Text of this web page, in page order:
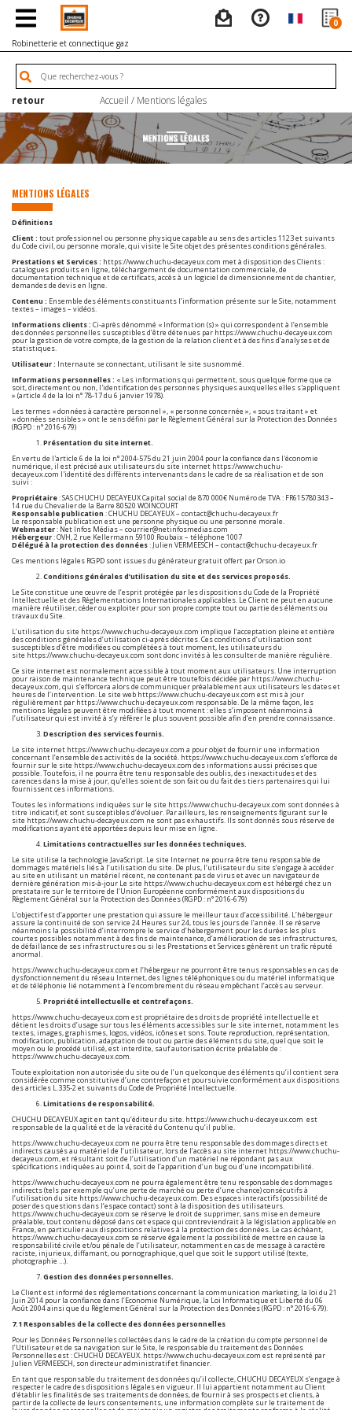
0
Robinetterie et connectique gaz
retour Accueil / Mentions légales
MENTIONS LÉGALES
Définitions
Client : tout professionnel ou personne physique capable au sens des articles 1123 et suivants
du Code civil, ou personne morale, qui visite le Site objet des présentes conditions générales.
Prestations et Services : https://www.chuchu-decayeux.com met à disposition des Clients :
catalogues produits en ligne, téléchargement de documentation commerciale, de
documentation technique et de certificats, accès à un logiciel de dimensionnement de chantier,
demandes de devis en ligne.
Contenu : Ensemble des éléments constituants l’information présente sur le Site, notamment
textes – images – vidéos.
Informations clients : Ci-après dénommé « Information (s) » qui correspondent à l’ensemble
des données personnelles susceptibles d’être détenues par https://www.chuchu-decayeux.com
pour la gestion de votre compte, de la gestion de la relation client et à des fins d’analyses et de
statistiques.
Utilisateur : Internaute se connectant, utilisant le site susnommé.
Informations personnelles : « Les informations qui permettent, sous quelque forme que ce
soit, directement ou non, l'identification des personnes physiques auxquelles elles s'appliquent
» (article 4 de la loi n° 78-17 du 6 janvier 1978).
Les termes « données à caractère personnel », « personne concernée », « sous traitant » et
« données sensibles » ont le sens défini par le Règlement Général sur la Protection des Données
(RGPD : n° 2016-679)
Présentation du site internet.
En vertu de l'article 6 de la loi n° 2004-575 du 21 juin 2004 pour la confiance dans l'économie
numérique, il est précisé aux utilisateurs du site internet https://www.chuchu-
decayeux.com l'identité des différents intervenants dans le cadre de sa réalisation et de son
suivi :
Propriétaire: SAS CHUCHU DECAYEUX Capital social de 870 000€ Numéro de TVA : FR615780343 –
14 rue du Chevalier de la Barre 80520 WOINCOURT
Responsable publication : CHUCHU DECAYEUX – contact@chuchu-decayeux.fr
Le responsable publication est une personne physique ou une personne morale.
Webmaster: Net Infos Médias – courrier@netinfosmedias.com
Hébergeur: OVH, 2 rue Kellermann 59100 Roubaix – téléphone 1007
Délégué à la protection des données: Julien VERMEESCH – contact@chuchu-decayeux.fr
Ces mentions légales RGPD sont issues du générateur gratuit offert par Orson.io
Conditions générales d’utilisation du site et des services proposés.
Le Site constitue une œuvre de l’esprit protégée par les dispositions du Code de la Propriété
Intellectuelle et des Réglementations Internationales applicables. Le Client ne peut en aucune
manière réutiliser, céder ou exploiter pour son propre compte tout ou partie des éléments ou
travaux du Site.
L’utilisation du site https://www.chuchu-decayeux.com implique l’acceptation pleine et entière
des conditions générales d’utilisation ci-après décrites. Ces conditions d’utilisation sont
susceptibles d’être modifiées ou complétées à tout moment, les utilisateurs du
site https://www.chuchu-decayeux.com sont donc invités à les consulter de manière régulière.
Ce site internet est normalement accessible à tout moment aux utilisateurs. Une interruption
pour raison de maintenance technique peut être toutefois décidée par https://www.chuchu-
decayeux.com, qui s’efforcera alors de communiquer préalablement aux utilisateurs les dates et
heures de l’intervention. Le site web https://www.chuchu-decayeux.com est mis à jour
régulièrement par https://www.chuchu-decayeux.com responsable. De la même façon, les
mentions légales peuvent être modifiées à tout moment : elles s’imposent néanmoins à
l’utilisateur qui est invité à s’y référer le plus souvent possible afin d’en prendre connaissance.
Description des services fournis.
Le site internet https://www.chuchu-decayeux.com a pour objet de fournir une information
concernant l’ensemble des activités de la société. https://www.chuchu-decayeux.com s’efforce de
fournir sur le site https://www.chuchu-decayeux.com des informations aussi précises que
possible. Toutefois, il ne pourra être tenu responsable des oublis, des inexactitudes et des
carences dans la mise à jour, qu’elles soient de son fait ou du fait des tiers partenaires qui lui
fournissent ces informations.
Toutes les informations indiquées sur le site https://www.chuchu-decayeux.com sont données à
titre indicatif, et sont susceptibles d’évoluer. Par ailleurs, les renseignements figurant sur le
site https://www.chuchu-decayeux.com ne sont pas exhaustifs. Ils sont donnés sous réserve de
modifications ayant été apportées depuis leur mise en ligne.
Limitations contractuelles sur les données techniques.
Le site utilise la technologie JavaScript. Le site Internet ne pourra être tenu responsable de
dommages matériels liés à l’utilisation du site. De plus, l’utilisateur du site s’engage à accéder
au site en utilisant un matériel récent, ne contenant pas de virus et avec un navigateur de
dernière génération mis-à-jour Le site https://www.chuchu-decayeux.com est hébergé chez un
prestataire sur le territoire de l’Union Européenne conformément aux dispositions du
Règlement Général sur la Protection des Données (RGPD : n° 2016-679)
L’objectif est d’apporter une prestation qui assure le meilleur taux d’accessibilité. L’hébergeur
assure la continuité de son service 24 Heures sur 24, tous les jours de l’année. Il se réserve
néanmoins la possibilité d’interrompre le service d’hébergement pour les durées les plus
courtes possibles notamment à des fins de maintenance, d’amélioration de ses infrastructures,
de défaillance de ses infrastructures ou si les Prestations et Services génèrent un trafic réputé
anormal.
https://www.chuchu-decayeux.com et l’hébergeur ne pourront être tenus responsables en cas de
dysfonctionnement du réseau Internet, des lignes téléphoniques ou du matériel informatique
et de téléphonie lié notamment à l’encombrement du réseau empêchant l’accès au serveur.
Propriété intellectuelle et contrefaçons.
https://www.chuchu-decayeux.com est propriétaire des droits de propriété intellectuelle et
détient les droits d’usage sur tous les éléments accessibles sur le site internet, notamment les
textes, images, graphismes, logos, vidéos, icônes et sons. Toute reproduction, représentation,
modification, publication, adaptation de tout ou partie des éléments du site, quel que soit le
moyen ou le procédé utilisé, est interdite, sauf autorisation écrite préalable de :
https://www.chuchu-decayeux.com.
Toute exploitation non autorisée du site ou de l’un quelconque des éléments qu’il contient sera
considérée comme constitutive d’une contrefaçon et poursuivie conformément aux dispositions
des articles L.335-2 et suivants du Code de Propriété Intellectuelle.
Limitations de responsabilité.
CHUCHU DECAYEUX agit en tant qu’éditeur du site. https://www.chuchu-decayeux.com est
responsable de la qualité et de la véracité du Contenu qu’il publie.
https://www.chuchu-decayeux.com ne pourra être tenu responsable des dommages directs et
indirects causés au matériel de l’utilisateur, lors de l’accès au site internet https://www.chuchu-
decayeux.com, et résultant soit de l’utilisation d’un matériel ne répondant pas aux
spécifications indiquées au point 4, soit de l’apparition d’un bug ou d’une incompatibilité.
https://www.chuchu-decayeux.com ne pourra également être tenu responsable des dommages
indirects (tels par exemple qu’une perte de marché ou perte d’une chance) consécutifs à
l’utilisation du site https://www.chuchu-decayeux.com. Des espaces interactifs (possibilité de
poser des questions dans l’espace contact) sont à la disposition des utilisateurs.
https://www.chuchu-decayeux.com se réserve le droit de supprimer, sans mise en demeure
préalable, tout contenu déposé dans cet espace qui contreviendrait à la législation applicable en
France, en particulier aux dispositions relatives à la protection des données. Le cas échéant,
https://www.chuchu-decayeux.com se réserve également la possibilité de mettre en cause la
responsabilité civile et/ou pénale de l’utilisateur, notamment en cas de message à caractère
raciste, injurieux, diffamant, ou pornographique, quel que soit le support utilisé (texte,
photographie …).
Gestion des données personnelles.
Le Client est informé des réglementations concernant la communication marketing, la loi du 21
Juin 2014 pour la confiance dans l’Economie Numérique, la Loi Informatique et Liberté du 06
Août 2004 ainsi que du Règlement Général sur la Protection des Données (RGPD : n° 2016-679).
7.1 Responsables de la collecte des données personnelles
Pour les Données Personnelles collectées dans le cadre de la création du compte personnel de
l’Utilisateur et de sa navigation sur le Site, le responsable du traitement des Données
Personnelles est : CHUCHU DECAYEUX. https://www.chuchu-decayeux.com est représenté par
Julien VERMEESCH, son directeur administratif et financier.
En tant que responsable du traitement des données qu’il collecte, CHUCHU DECAYEUX s’engage à
respecter le cadre des dispositions légales en vigueur. Il lui appartient notamment au Client
d’établir les finalités de ses traitements de données, de fournir à ses prospects et clients, à
partir de la collecte de leurs consentements, une information complète sur le traitement de